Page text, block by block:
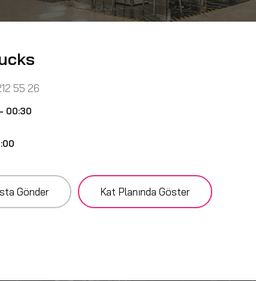
55 26
00:30
Gönder Kat Planında Göster